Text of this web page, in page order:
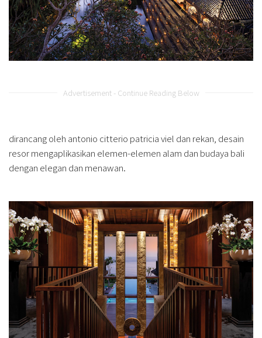
Advertisement - Continue Reading Below
dirancang oleh antonio citterio patricia viel dan rekan, desain
resor mengaplikasikan elemen-elemen alam dan budaya bali
dengan elegan dan menawan.